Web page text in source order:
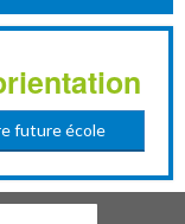
future école